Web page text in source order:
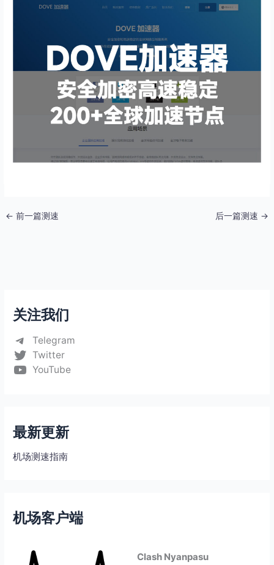
关注我们
Telegram
Twitter
YouTube
最新更新
机场测速指南
机场客户端
Clash Nyanpasu
← 前一篇测速 后一篇测速 →